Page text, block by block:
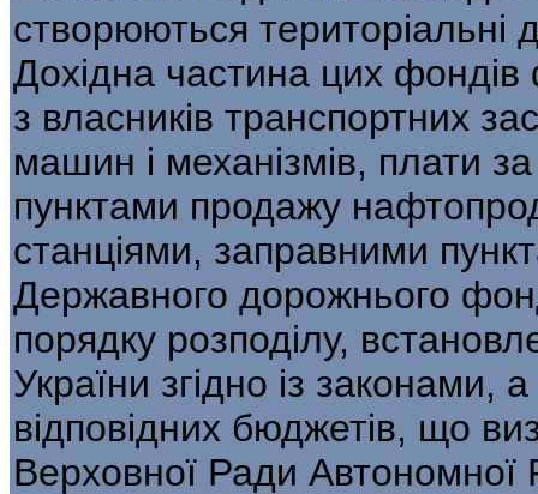
створюються територіальні
Дохідна частина цих
з власників транспортних
машин і механізмів, плати
пунктами продажу
станціями, заправними
Державного дорожнього
порядку розподілу,
України згідно із
відповідних бюджетів, що
Верховної Ради Автономної